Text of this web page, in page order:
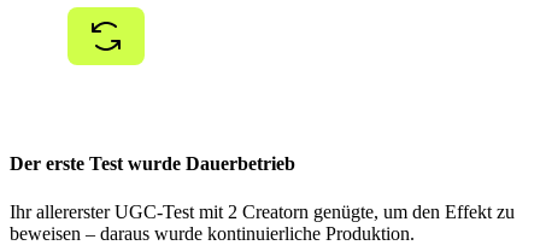
Der erste Test wurde Dauerbetrieb
Ihr allererster UGC-Test mit 2 Creatorn genügte, um den Effekt zu
beweisen – daraus wurde kontinuierliche Produktion.